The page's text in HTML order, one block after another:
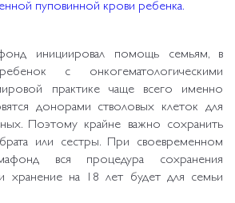
пуповинной крови ребенка.
инициировал помощь семьям, в
с онкогематологическими
практике чаще всего именно
донорами стволовых клеток для
Поэтому крайне важно сохранить
или сестры. При своевременном
вся процедура сохранения
хранение на 18 лет будет для семьи